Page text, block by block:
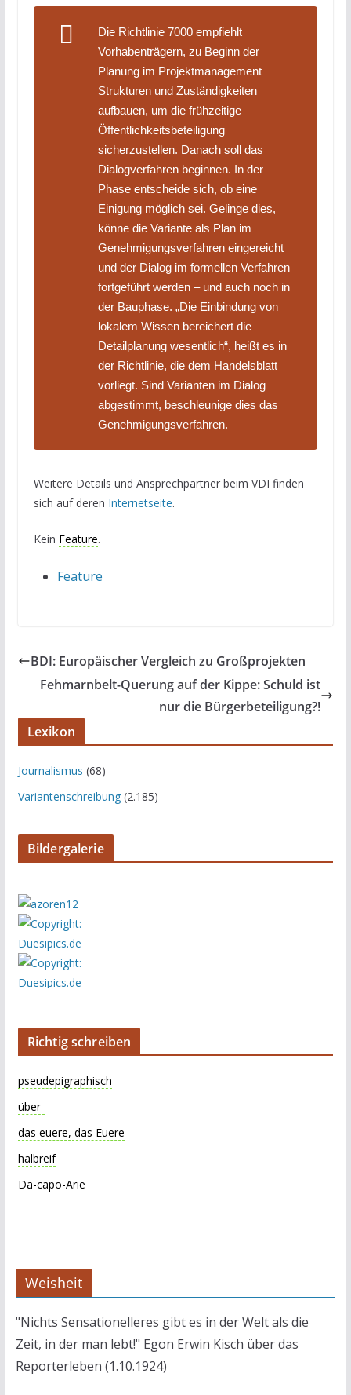
Die Richtlinie 7000 empfiehlt
Vorhabenträgern, zu Beginn der
Planung im Projektmanagement
Strukturen und Zuständigkeiten
aufbauen, um die frühzeitige
Öffentlichkeitsbeteiligung
sicherzustellen. Danach soll das
Dialogverfahren beginnen. In der
Phase entscheide sich, ob eine
Einigung möglich sei. Gelinge dies,
könne die Variante als Plan im
Genehmigungsverfahren eingereicht
und der Dialog im formellen Verfahren
fortgeführt werden – und auch noch in
der Bauphase. „Die Einbindung von
lokalem Wissen bereichert die
Detailplanung wesentlich“, heißt es in
der Richtlinie, die dem Handelsblatt
vorliegt. Sind Varianten im Dialog
abgestimmt, beschleunige dies das
Genehmigungsverfahren.
Weitere Details und Ansprechpartner beim VDI finden
sich auf deren Internetseite.
Kein Feature.
Feature
BDI: Europäischer Vergleich zu Großprojekten
Fehmarnbelt-Querung auf der Kippe: Schuld ist
nur die Bürgerbeteiligung?!
Lexikon
Journalismus (68)
Variantenschreibung(2.185)
Bildergalerie
Richtig schreiben
pseudepigraphisch
über-
das euere, das Euere
halbreif
Da-capo-Arie
Weisheit
"Nichts Sensationelleres gibt es in der Welt als die
Zeit, in der man lebt!" Egon Erwin Kisch über das
Reporterleben (1.10.1924)